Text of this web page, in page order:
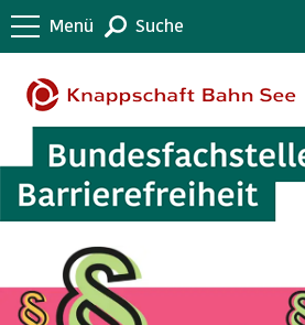
Menü Suche